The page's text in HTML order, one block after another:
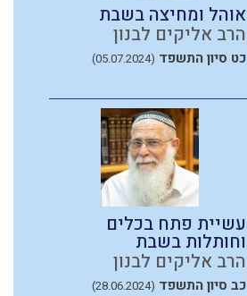
אוהל ומחיצה בשבת
הרב אליקים לבנון
כט סיון התשפד (05.07.2024)
עשיית פתח בכלים
וחותלות בשבת
הרב אליקים לבנון
כב סיון התשפד (28.06.2024)